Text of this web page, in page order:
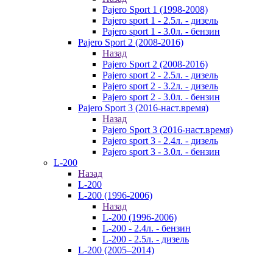
Pajero Sport 1 (1998-2008)
Pajero sport 1 - 2.5л. - дизель
Pajero sport 1 - 3.0л. - бензин
Pajero Sport 2 (2008-2016)
Назад
Pajero Sport 2 (2008-2016)
Pajero sport 2 - 2.5л. - дизель
Pajero sport 2 - 3.2л. - дизель
Pajero sport 2 - 3.0л. - бензин
Pajero Sport 3 (2016-наст.время)
Назад
Pajero Sport 3 (2016-наст.время)
Pajero sport 3 - 2.4л. - дизель
Pajero sport 3 - 3.0л. - бензин
L-200
Назад
L-200
L-200 (1996-2006)
Назад
L-200 (1996-2006)
L-200 - 2.4л. - бензин
L-200 - 2.5л. - дизель
L-200 (2005–2014)